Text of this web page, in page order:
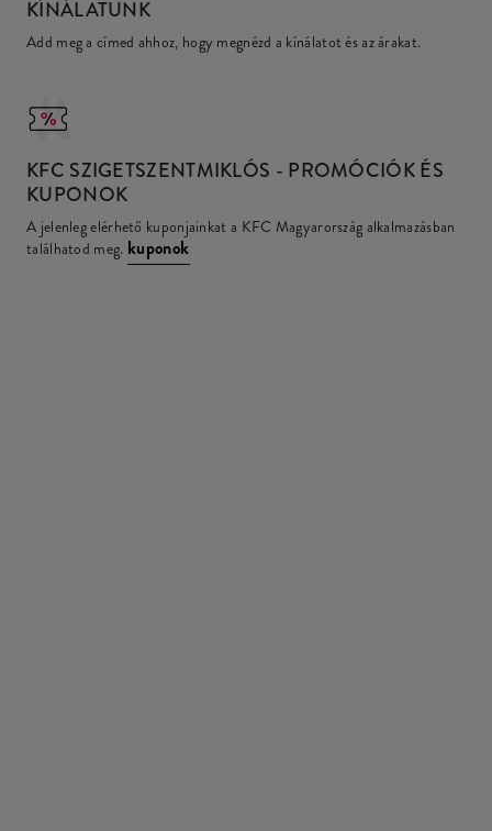
KÍNÁLATUNK
Add meg a címed ahhoz, hogy megnézd a kínálatot és az árakat.
KFC SZIGETSZENTMIKLÓS - PROMÓCIÓK ÉS
KUPONOK
A jelenleg elérhető kuponjainkat a KFC Magyarország alkalmazásban
találhatod meg. kuponok